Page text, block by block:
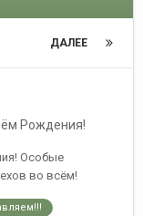
ДАЛЕЕ
Рождения!
Особые
во всём!